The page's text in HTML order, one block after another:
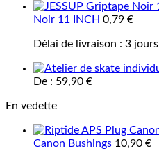
Noir 11 INCH 0,79 €
Délai de livraison : 3 jours
De : 59,90 €
En vedette
Canon Bushings 10,90 €